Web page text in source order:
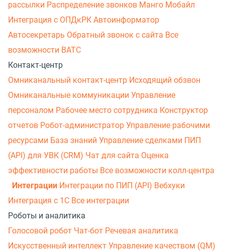
рассылки Распределение звонков Манго Мобайл
Интеграция с ОПДкРК Автоинформатор
Автосекретарь Обратный звонок с сайта Все
возможности ВАТС
Контакт-центр
Омниканальный контакт-центр Исходящий обзвон
Омниканальные коммуникации Управление
персоналом Рабочее место сотрудника Конструктор
отчетов Робот-администратор Управление рабочими
ресурсами База знаний Управление сделками ПИП
(API) для УВК (CRM) Чат для сайта Оценка
эффективности работы Все возможности колл-центра
Интеграции Интеграции по ПИП (API) Вебхуки
Интеграция с 1С Все интеграции
Роботы и аналитика
Голосовой робот Чат-бот Речевая аналитика
Искусственный интеллект Управление качеством (QM)